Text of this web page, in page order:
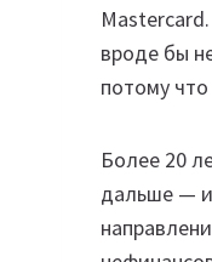
вроде бы
потому
Более 20
дальше — и